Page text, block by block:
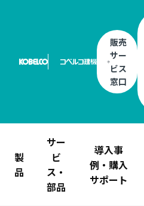
販売
サー
ビス
窓口
製
品
サー
ビ
ス・
部品
導入事
例・購入
サポート